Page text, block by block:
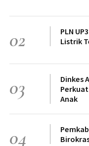
02
PLN
Listrik
03
Dinkes
Anak
04